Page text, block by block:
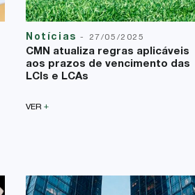
Notícias- 27/05/2025
CMN atualiza regras aplicáveis
aos prazos de vencimento das
LCIs e LCAs
VER +